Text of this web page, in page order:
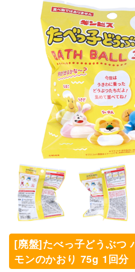
[廃盤]たべっ子どうぶつ
モンのかおり 75g 1回分